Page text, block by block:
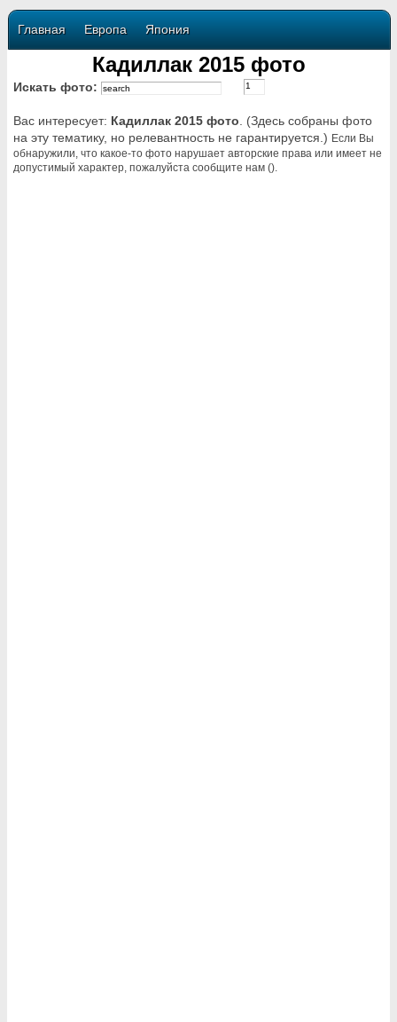
Главная Европа Япония
Кадиллак 2015 фото
Искать фото:
Вас интересует: Кадиллак 2015 фото . (Здесь собраны фото
на эту тематику, но релевантность не гарантируется.) Если Вы
обнаружили, что какое-то фото нарушает авторские права или имеет не
допустимый характер, пожалуйста сообщите нам ().